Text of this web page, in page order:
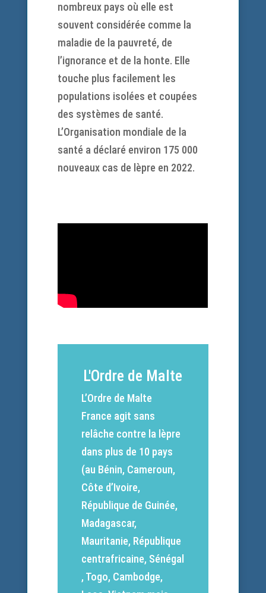
nombreux pays où elle est
souvent considérée comme la
maladie de la pauvreté, de
l’ignorance et de la honte. Elle
touche plus facilement les
populations isolées et coupées
des systèmes de santé.
L’Organisation mondiale de la
santé a déclaré environ 175 000
nouveaux cas de lèpre en 2022.
L'Ordre de Malte
L’Ordre de Malte
France agit sans
relâche contre la lèpre
dans plus de 10 pays
(au Bénin, Cameroun,
Côte d’Ivoire,
République de Guinée,
Madagascar,
Mauritanie, République
centrafricaine, Sénégal
, Togo, Cambodge,